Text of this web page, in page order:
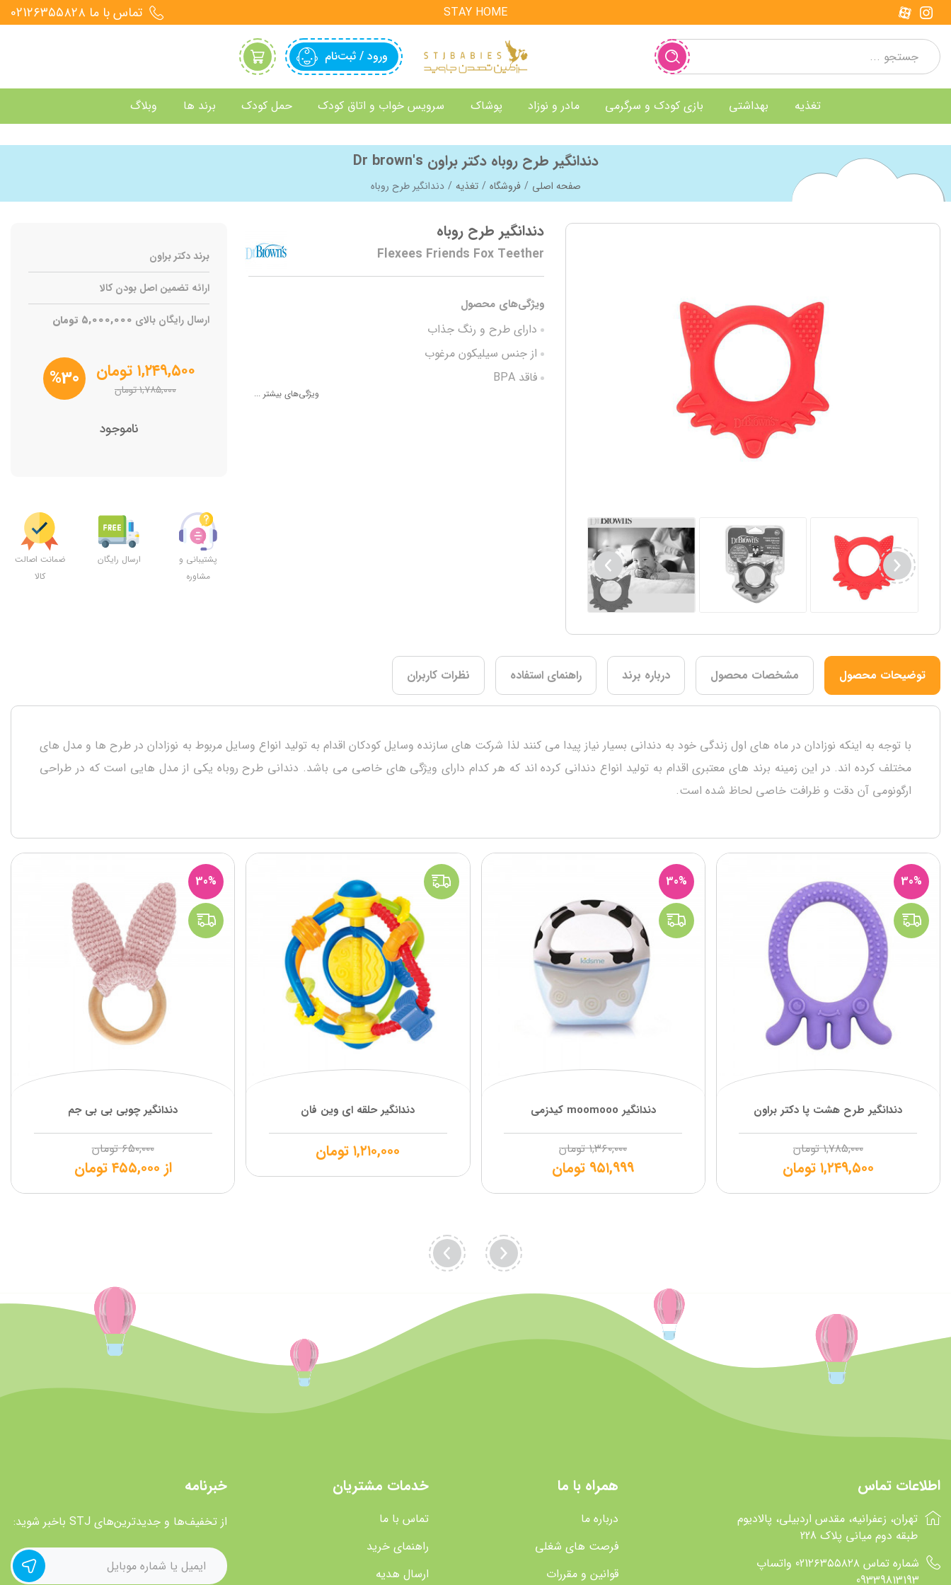
STAY HOME تماس با ما 021۲۶۳۵۵۸۲۸
ورود / ثبت‌نام
تغذیه بهداشتی بازی کودک و سرگرمی مادر و نوزاد پوشاک سرویس خواب و اتاق کودک حمل کودک برند ها وبلاگ
دندانگیر طرح روباه دکتر براون Dr brown's
صفحه اصلی فروشگاه تغذیه دندانگیر طرح روباه
دندانگیر طرح روباه
Flexees Friends Fox Teether
ویژگی‌های محصول
دارای طرح و رنگ جذاب
از جنس سیلیکون مرغوب
فاقد BPA
ویژگی‌های بیشتر ...
برند دکتر براون
ارائه تضمین اصل بودن کالا
ارسال رایگان بالای ۵,۰۰۰,۰۰۰ تومان
۱,۲۴۹,۵۰۰ تومان
۱,۷۸۵,۰۰۰تومان %30
ناموجود
پشتیبانی و
مشاوره
ارسال رایگان
ضمانت اصالت
کالا
توضیحات محصول مشخصات محصول درباره برند راهنمای استفاده نظرات کاربران
با توجه به اینکه نوزادان در ماه های اول زندگی خود به دندانی بسیار نیاز پیدا می کنند لذا شرکت های سازنده وسایل کودکان اقدام به تولید انواع وسایل مربوط به نوزادان در طرح ها و مدل های
مختلف کرده اند. در این زمینه برند های معتبری اقدام به تولید انواع دندانی کرده اند که هر کدام دارای ویژگی های خاصی می باشد. دندانی طرح روباه یکی از مدل هایی است که در طراحی
ارگونومی آن دقت و ظرافت خاصی لحاظ شده است.
30%
دندانگیر طرح هشت پا دکتر براون
۱,۷۸۵,۰۰۰ تومان
۱,۲۴۹,۵۰۰تومان
30%
دندانگیر moomooo کیدزمی
۱,۳۶۰,۰۰۰ تومان
۹۵۱,۹۹۹ تومان
دندانگیر حلقه ای وین فان
۱,۲۱۰,۰۰۰ تومان
30%
دندانگیر چوبی بی بی جم
۶۵۰,۰۰۰ تومان
از ۴۵۵,۰۰۰ تومان
اطلاعات تماس
تهران، زعفرانیه، مقدس اردبیلی، پالادیوم
طبقه دوم میانی پلاک 228
شماره تماس 021۲۶۳۵۵۸۲۸ واتساپ
09339813193
همراه با ما
درباره ما
فرصت های شغلی
قوانین و مقررات
خدمات مشتریان
تماس با ما
راهنمای خرید
ارسال هدیه
خبرنامه
از تخفیف‌ها و جدیدترین‌های STJ باخبر شوید: